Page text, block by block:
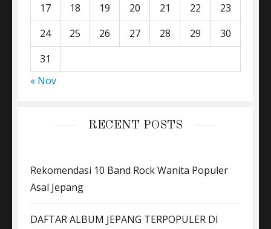
17
18 19 20 21 22
23
24
25 26 27 28 29
30
31
« Nov
RECENT POSTS
Rekomendasi 10 Band Rock Wanita Populer
Asal Jepang
DAFTAR ALBUM JEPANG TERPOPULER DI